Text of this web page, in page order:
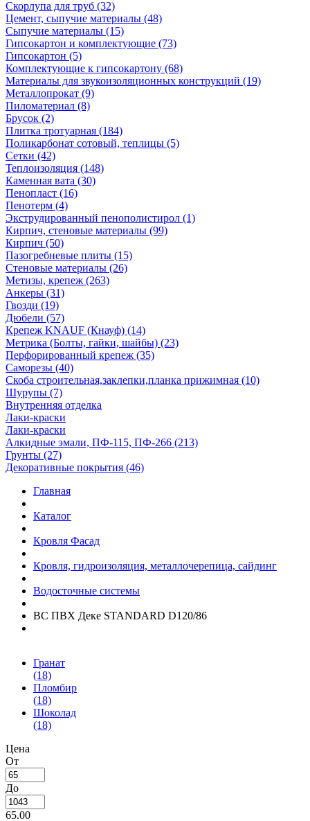
Скорлупа для труб (32)
Цемент, сыпучие материалы (48)
Сыпучие материалы (15)
Гипсокартон и комплектующие (73)
Гипсокартон (5)
Комплектующие к гипсокартону (68)
Материалы для звукоизоляционных конструкций (19)
Металлопрокат (9)
Пиломатериал (8)
Брусок (2)
Плитка тротуарная (184)
Поликарбонат сотовый, теплицы (5)
Сетки (42)
Теплоизоляция (148)
Каменная вата (30)
Пенопласт (16)
Пенотерм (4)
Экструдированный пенополистирол (1)
Кирпич, стеновые материалы (99)
Кирпич (50)
Пазогребневые плиты (15)
Стеновые материалы (26)
Метизы, крепеж (263)
Анкеры (31)
Гвозди (19)
Дюбели (57)
Крепеж KNAUF (Кнауф) (14)
Метрика (Болты, гайки, шайбы) (23)
Перфорированный крепеж (35)
Саморезы (40)
Скоба строительная,заклепки,планка прижимная (10)
Шурупы (7)
Внутренняя отделка
Лаки-краски
Лаки-краски
Алкидные эмали, ПФ-115, ПФ-266 (213)
Грунты (27)
Декоративные покрытия (46)
Главная
Каталог
Кровля Фасад
Кровля, гидроизоляция, металлочерепица, сайдинг
Водосточные системы
ВС ПВХ Деке STANDARD D120/86
Гранат
(18)
Пломбир
(18)
Шоколад
(18)
Цена
От
До
65.00